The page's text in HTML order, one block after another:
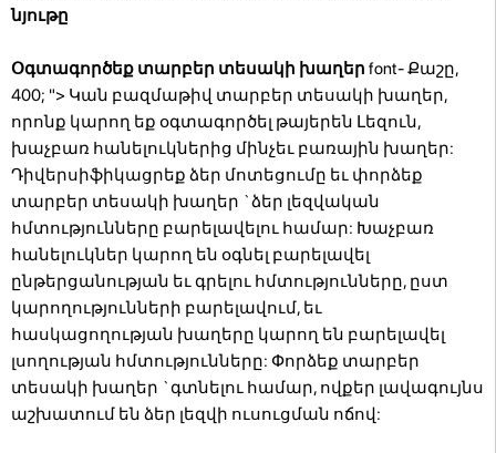
նյութը
Օգտագործեք տարբեր տեսակի խաղեր font- Քաշը,
400; "> Կան բազմաթիվ տարբեր տեսակի խաղեր,
որոնք կարող եք օգտագործել թայերեն Լեզուն,
խաչբառ հանելուկներից մինչեւ բառային խաղեր:
Դիվերսիֆիկացրեք ձեր մոտեցումը եւ փորձեք
տարբեր տեսակի խաղեր `ձեր լեզվական
հմտությունները բարելավելու համար: Խաչբառ
հանելուկներ կարող են օգնել բարելավել
ընթերցանության եւ գրելու հմտությունները, ըստ
կարողությունների բարելավում, եւ
հասկացողության խաղերը կարող են բարելավել
լսողության հմտությունները: Փորձեք տարբեր
տեսակի խաղեր `գտնելու համար, ովքեր լավագույնս
աշխատում են ձեր լեզվի ուսուցման ոճով: